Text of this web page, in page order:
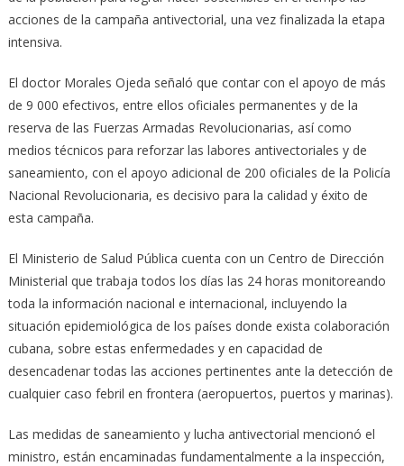
acciones de la campaña antivectorial, una vez finalizada la etapa
intensiva.
El doctor Morales Ojeda señaló que contar con el apoyo de más
de 9 000 efectivos, entre ellos oficiales permanentes y de la
reserva de las Fuerzas Armadas Revolucionarias, así como
medios técnicos para reforzar las labores antivectoriales y de
saneamiento, con el apoyo adicional de 200 oficiales de la Policía
Nacional Revolucionaria, es decisivo para la calidad y éxito de
esta campaña.
El Ministerio de Salud Pública cuenta con un Centro de Dirección
Ministerial que trabaja todos los días las 24 horas monitoreando
toda la información nacional e internacional, incluyendo la
situación epidemiológica de los países donde exista colaboración
cubana, sobre estas enfermedades y en capacidad de
desencadenar todas las acciones pertinentes ante la detección de
cualquier caso febril en frontera (aeropuertos, puertos y marinas).
Las medidas de saneamiento y lucha antivectorial mencionó el
ministro, están encaminadas fundamentalmente a la inspección,